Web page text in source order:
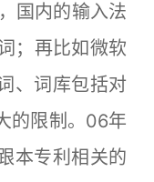
国内的输入法
；再比如微软
、词库包括对
的限制。06年
本专利相关的